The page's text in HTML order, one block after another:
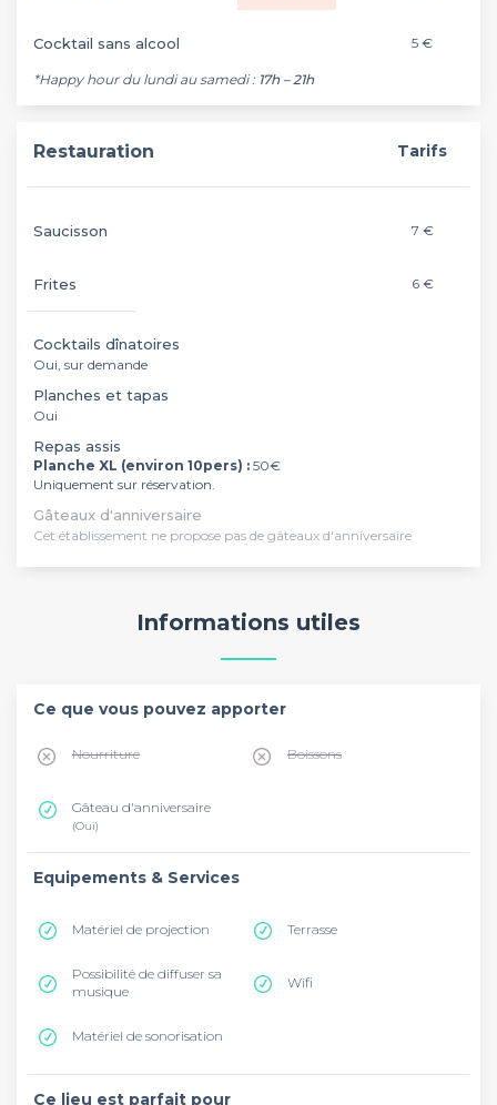
Cocktail sans alcool 5 €
*Happy hour du lundi au samedi : 17h – 21h
Restauration Tarifs
Saucisson 7 €
Frites 6 €
Cocktails dînatoires
Oui, sur demande
Planches et tapas
Oui
Repas assis
Planche XL (environ 10pers) : 50€
Uniquement sur réservation.
Gâteaux d'anniversaire
Cet établissement ne propose pas de gâteaux d'anniversaire
Informations utiles
Ce que vous pouvez apporter
Nourriture Boissons
Gâteau d'anniversaire
(Oui)
Equipements & Services
Matériel de projection Terrasse
Possibilité de diffuser sa
musique
Wifi
Matériel de sonorisation
Ce lieu est parfait pour